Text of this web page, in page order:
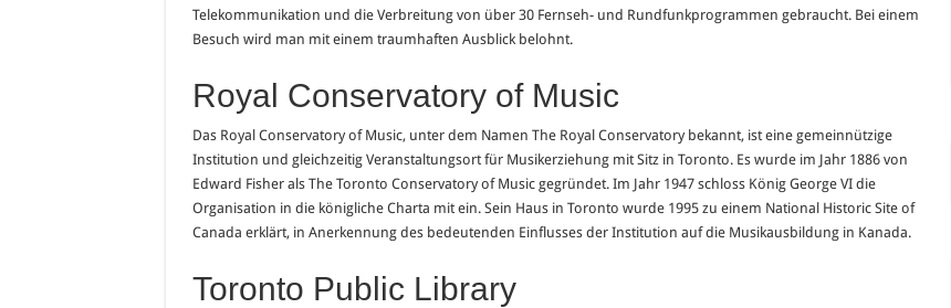
Telekommunikation und die Verbreitung von über 30 Fernseh- und Rundfunkprogrammen gebraucht. Bei einem
Besuch wird man mit einem traumhaften Ausblick belohnt.
Royal Conservatory of Music
Das Royal Conservatory of Music, unter dem Namen The Royal Conservatory bekannt, ist eine gemeinnützige
Institution und gleichzeitig Veranstaltungsort für Musikerziehung mit Sitz in Toronto. Es wurde im Jahr 1886 von
Edward Fisher als The Toronto Conservatory of Music gegründet. Im Jahr 1947 schloss König George VI die
Organisation in die königliche Charta mit ein. Sein Haus in Toronto wurde 1995 zu einem National Historic Site of
Canada erklärt, in Anerkennung des bedeutenden Einflusses der Institution auf die Musikausbildung in Kanada.
Toronto Public Library